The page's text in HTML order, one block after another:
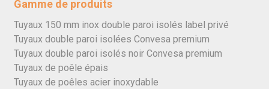
Gamme de produits
Tuyaux 150 mm inox double paroi isolés label privé
Tuyaux double paroi isolées Convesa premium
Tuyaux double paroi isolés noir Convesa premium
Tuyaux de poêle épais
Tuyaux de poêles acier inoxydable